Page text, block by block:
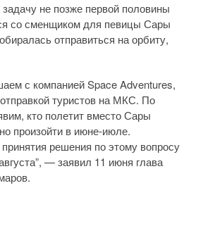
не позже первой половины
со сменщиком для певицы Сары
отправиться на орбиту,
с компанией Space Adventures,
туристов на МКС. По
кто полетит вместо Сары
произойти в июне-июле.
решения по этому вопросу
— заявил 11 июня глава